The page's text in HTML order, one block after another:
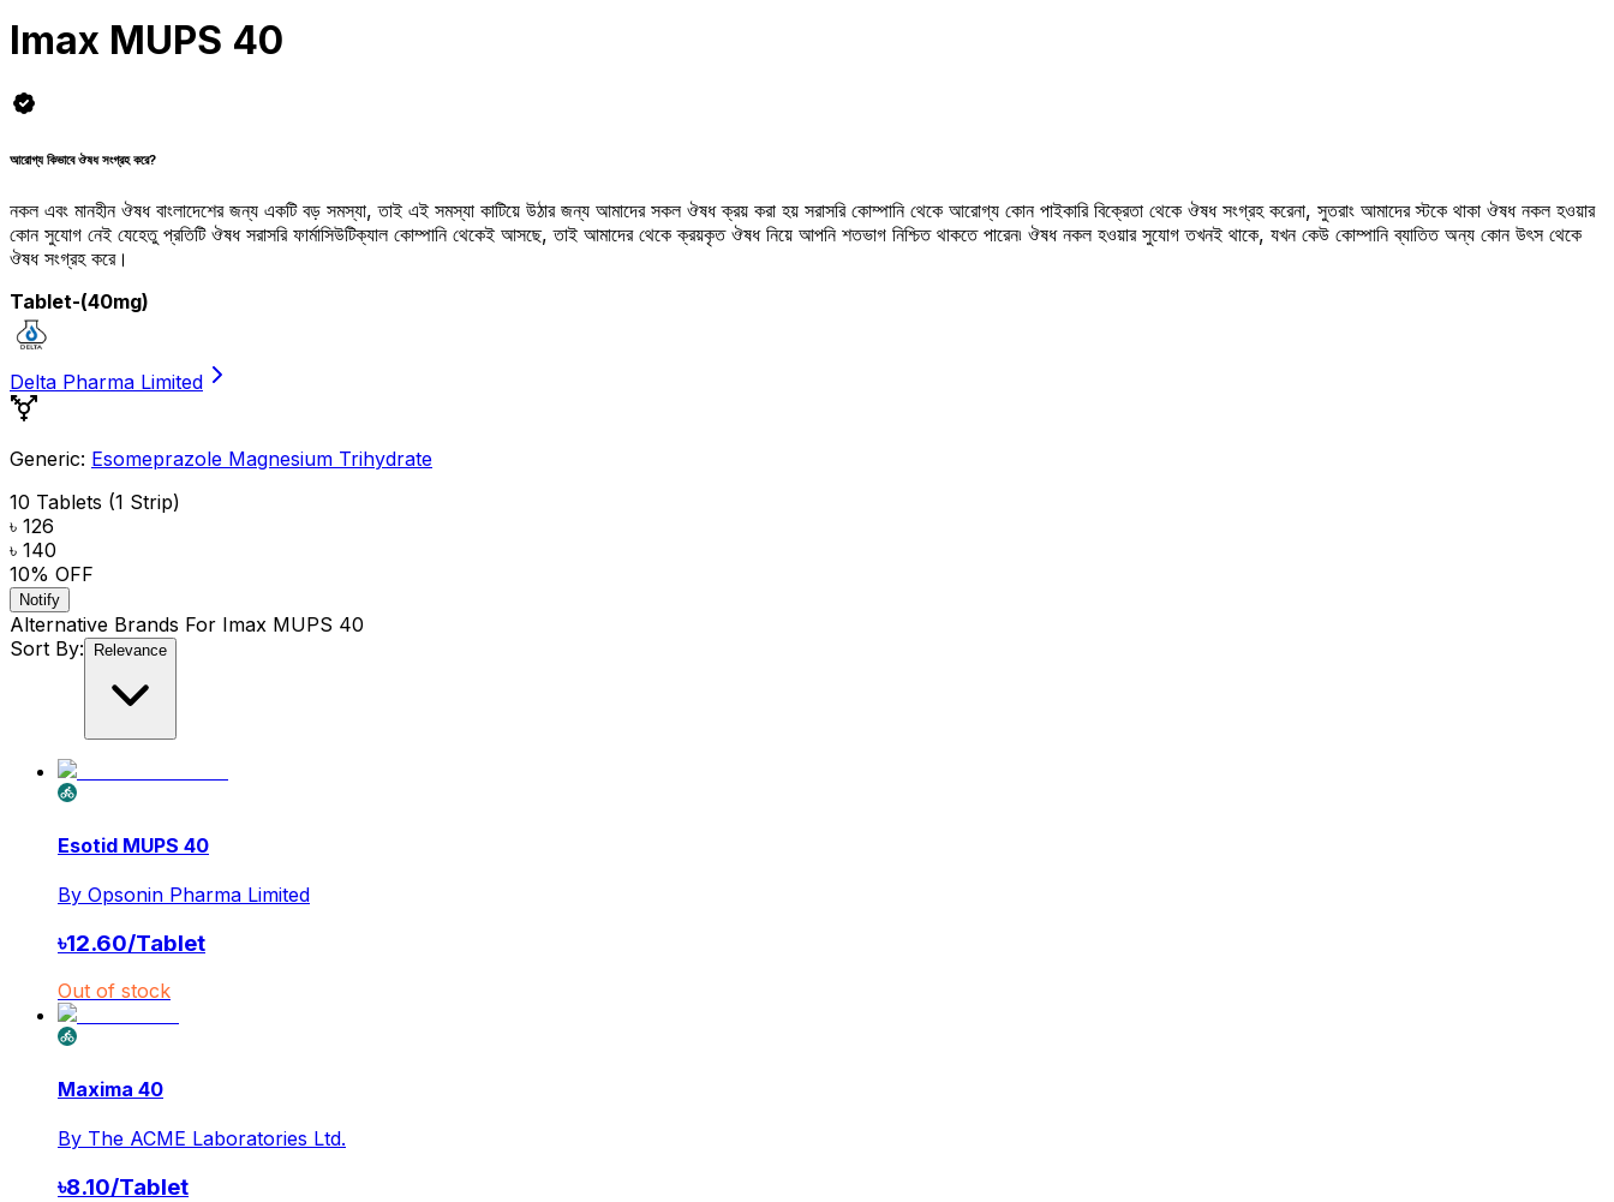
Imax MUPS 40
আরোগ্য কিভাবে ঔষধ সংগ্রহ করে?
নকল এবং মানহীন ঔষধ বাংলাদেশের জন্য একটি বড় সমস্যা, তাই এই সমস্যা কাটিয়ে উঠার জন্য আমাদের সকল ঔষধ ক্রয় করা হয় সরাসরি কোম্পানি থেকে আরোগ্য কোন পাইকারি বিক্রেতা থেকে ঔষধ সংগ্রহ করেনা, সুতরাং আমাদের স্টকে থাকা ঔষধ নকল হওয়ার
কোন সুযোগ নেই যেহেতু প্রতিটি ঔষধ সরাসরি ফার্মাসিউটিক্যাল কোম্পানি থেকেই আসছে, তাই আমাদের থেকে ক্রয়কৃত ঔষধ নিয়ে আপনি শতভাগ নিশ্চিত থাকতে পারেন৷ ঔষধ নকল হওয়ার সুযোগ তখনই থাকে, যখন কেউ কোম্পানি ব্যাতিত অন্য কোন উৎস থেকে
ঔষধ সংগ্রহ করে।
Tablet-(40mg)
Delta Pharma Limited
Generic: Esomeprazole Magnesium Trihydrate
10 Tablets (1 Strip)
৳ 126
৳ 140
10% OFF
Notify
Alternative Brands For Imax MUPS 40
Sort By:
Relevance
Esotid MUPS 40
By Opsonin Pharma Limited
৳12.60/Tablet
Out of stock
Maxima 40
By The ACME Laboratories Ltd.
৳8.10/Tablet